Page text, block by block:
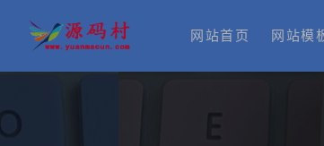
网站首页 网站模